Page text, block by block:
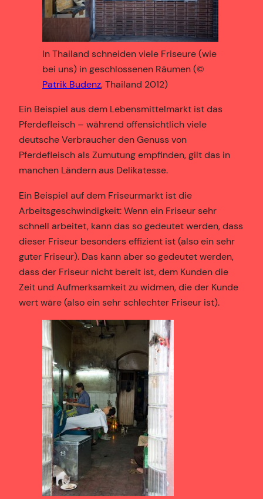
In Thailand schneiden viele Friseure (wie
bei uns) in geschlossenen Räumen (©
Patrik Budenz, Thailand 2012)
Ein Beispiel aus dem Lebensmittelmarkt ist das
Pferdefleisch – während offensichtlich viele
deutsche Verbraucher den Genuss von
Pferdefleisch als Zumutung empfinden, gilt das in
manchen Ländern aus Delikatesse.
Ein Beispiel auf dem Friseurmarkt ist die
Arbeitsgeschwindigkeit: Wenn ein Friseur sehr
schnell arbeitet, kann das so gedeutet werden, dass
dieser Friseur besonders effizient ist (also ein sehr
guter Friseur). Das kann aber so gedeutet werden,
dass der Friseur nicht bereit ist, dem Kunden die
Zeit und Aufmerksamkeit zu widmen, die der Kunde
wert wäre (also ein sehr schlechter Friseur ist).